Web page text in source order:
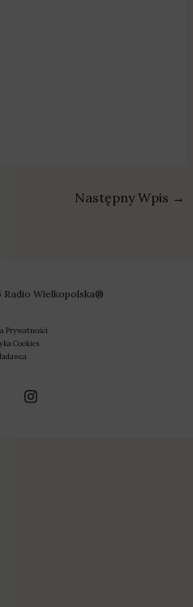
Następny Wpis →
Wielkopolska®
Prywatności
Cookies